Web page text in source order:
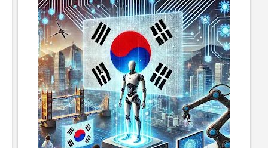
있을까? 신청 자격과 준비물 지원 내용과 실제 혜택 단계
별 신청 방법 탈락하는 이유와 합격 전략 이 사업, 정말 받
을 수 있을까? 이 사업이 뭔지, 지원 규모, 연간 선발 인원,
경쟁률 혁신소상공인 활용지원 사업은 중소벤처기업부
에서 주관하는 지원 사업으로, 중소기업 및 소상공인들이
기술을 활용하여 경쟁력을 높일 수 있도록 지원하는 사업
입니다. 본 사업은 연간 500억 원 의 지원금을 대상으로,
총 1000개 의이 선정되며, 경쟁률은 약 10:1 정도로 높습
니다. 유사 사업과 비교 (예비 초기 등 구체적 차이점) 본
사업은 유사 사업으로 예비 창업자들을 대상으로 하는 예